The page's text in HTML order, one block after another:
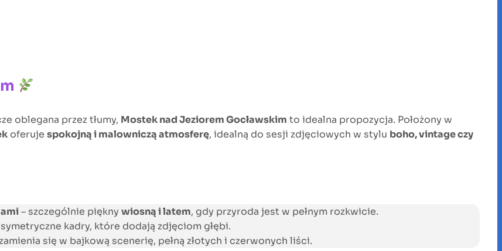
oblegana przez tłumy, Mostek nad Jeziorem Gocławskim to idealna propozycja. Położony w
oferuje spokojną i malowniczą atmosferę, idealną do sesji zdjęciowych w stylu boho, vintage czy
– szczególnie piękny wiosną i latem, gdy przyroda jest w pełnym rozkwicie.
kadry, które dodają zdjęciom głębi.
się w bajkową scenerię, pełną złotych i czerwonych liści.